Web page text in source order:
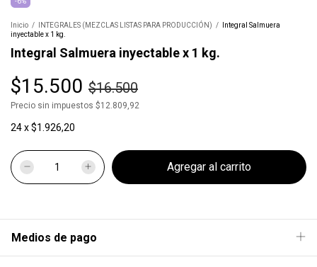
Inicio / INTEGRALES (MEZCLAS LISTAS PARA PRODUCCIÓN) /
Integral Salmuera
inyectable x 1 kg.
Integral Salmuera inyectable x 1 kg.
$15.500 $16.500
Precio sin impuestos $12.809,92
24x$1.926,20
Medios de pago